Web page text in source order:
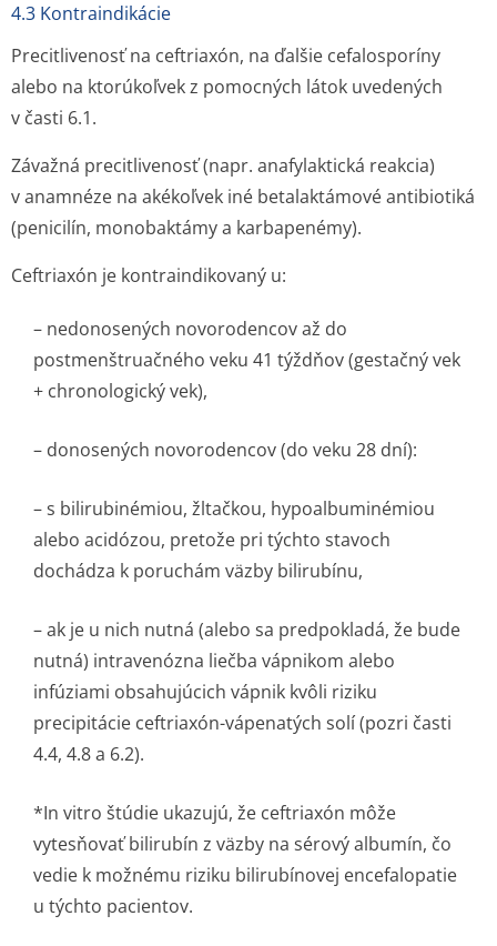
4.3 Kontraindikácie
Precitlivenosť na ceftriaxón, na ďalšie cefalosporíny
alebo na ktorúkoľvek z pomocných látok uvedených
v časti 6.1.
Závažná precitlivenosť (napr. anafylaktická reakcia)
v anamnéze na akékoľvek iné betalaktámové antibiotiká
(penicilín, monobaktámy a karbapenémy).
Ceftriaxón je kontraindikovaný u:
– nedonosených novorodencov až do
postmenštruačného veku 41 týždňov (gestačný vek
+ chronologický vek),
– donosených novorodencov (do veku 28 dní):
– s bilirubinémiou, žltačkou, hypoalbuminémiou
alebo acidózou, pretože pri týchto stavoch
dochádza k poruchám väzby bilirubínu,
– ak je u nich nutná (alebo sa predpokladá, že bude
nutná) intravenózna liečba vápnikom alebo
infúziami obsahujúcich vápnik kvôli riziku
precipitácie ceftriaxón-vápenatých solí (pozri časti
4.4, 4.8 a 6.2).
*In vitro štúdie ukazujú, že ceftriaxón môže
vytesňovať bilirubín z väzby na sérový albumín, čo
vedie k možnému riziku bilirubínovej encefalopatie
u týchto pacientov.